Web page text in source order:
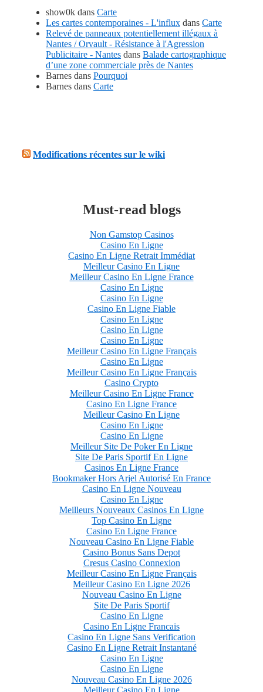
show0k dans Carte
Les cartes contemporaines - L'influx dans Carte
Relevé de panneaux potentiellement illégaux à
Nantes / Orvault - Résistance à l'Agression
Publicitaire - Nantes dans Balade cartographique
d’une zone commerciale près de Nantes
Barnes dans Pourquoi
Barnes dans Carte
Modifications récentes sur le wiki
Must-read blogs
Non Gamstop Casinos
Casino En Ligne
Casino En Ligne Retrait Immédiat
Meilleur Casino En Ligne
Meilleur Casino En Ligne France
Casino En Ligne
Casino En Ligne
Casino En Ligne Fiable
Casino En Ligne
Casino En Ligne
Casino En Ligne
Meilleur Casino En Ligne Français
Casino En Ligne
Meilleur Casino En Ligne Français
Casino Crypto
Meilleur Casino En Ligne France
Casino En Ligne France
Meilleur Casino En Ligne
Casino En Ligne
Casino En Ligne
Meilleur Site De Poker En Ligne
Site De Paris Sportif En Ligne
Casinos En Ligne France
Bookmaker Hors Arjel Autorisé En France
Casino En Ligne Nouveau
Casino En Ligne
Meilleurs Nouveaux Casinos En Ligne
Top Casino En Ligne
Casino En Ligne France
Nouveau Casino En Ligne Fiable
Casino Bonus Sans Depot
Cresus Casino Connexion
Meilleur Casino En Ligne Français
Meilleur Casino En Ligne 2026
Nouveau Casino En Ligne
Site De Paris Sportif
Casino En Ligne
Casino En Ligne Francais
Casino En Ligne Sans Verification
Casino En Ligne Retrait Instantané
Casino En Ligne
Casino En Ligne
Nouveau Casino En Ligne 2026
Meilleur Casino En Ligne